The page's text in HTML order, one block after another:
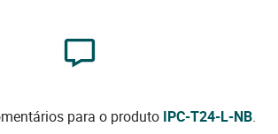
para o produto IPC-T24-L-NB.